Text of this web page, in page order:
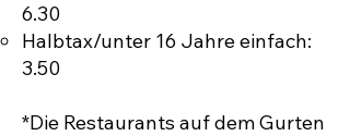
6.30
Halbtax/unter 16 Jahre einfach:
3.50
*Die Restaurants auf dem Gurten